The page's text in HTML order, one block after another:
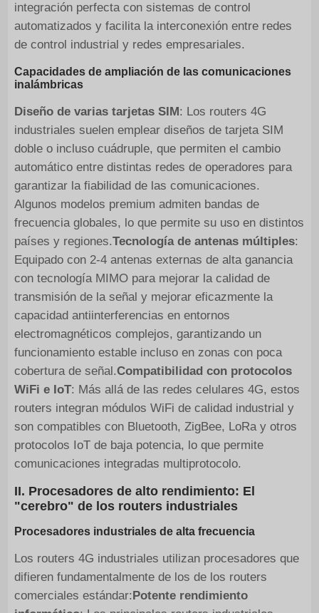
integración perfecta con sistemas de control
automatizados y facilita la interconexión entre redes
de control industrial y redes empresariales.
Capacidades de ampliación de las comunicaciones
inalámbricas
Diseño de varias tarjetas SIM : Los routers 4G
industriales suelen emplear diseños de tarjeta SIM
doble o incluso cuádruple, que permiten el cambio
automático entre distintas redes de operadores para
garantizar la fiabilidad de las comunicaciones.
Algunos modelos premium admiten bandas de
frecuencia globales, lo que permite su uso en distintos
países y regiones.Tecnología de antenas múltiples:
Equipado con 2-4 antenas externas de alta ganancia
con tecnología MIMO para mejorar la calidad de
transmisión de la señal y mejorar eficazmente la
capacidad antiinterferencias en entornos
electromagnéticos complejos, garantizando un
funcionamiento estable incluso en zonas con poca
cobertura de señal.Compatibilidad con protocolos
WiFi e IoT: Más allá de las redes celulares 4G, estos
routers integran módulos WiFi de calidad industrial y
son compatibles con Bluetooth, ZigBee, LoRa y otros
protocolos IoT de baja potencia, lo que permite
comunicaciones integradas multiprotocolo.
II. Procesadores de alto rendimiento: El
"cerebro" de los routers industriales
Procesadores industriales de alta frecuencia
Los routers 4G industriales utilizan procesadores que
difieren fundamentalmente de los de los routers
comerciales estándar: Potente rendimiento